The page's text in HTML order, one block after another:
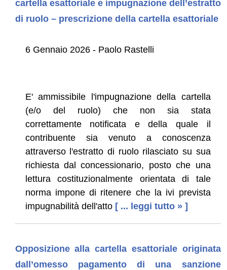
cartella esattoriale e impugnazione dell’estratto
di ruolo – prescrizione della cartella esattoriale
6 Gennaio 2026 - Paolo Rastelli
E' ammissibile l'impugnazione della cartella
(e/o del ruolo) che non sia stata
correttamente notificata e della quale il
contribuente sia venuto a conoscenza
attraverso l'estratto di ruolo rilasciato su sua
richiesta dal concessionario, posto che una
lettura costituzionalmente orientata di tale
norma impone di ritenere che la ivi prevista
impugnabilità dell'atto [ ... leggi tutto » ]
Opposizione alla cartella esattoriale originata
dall’omesso pagamento di una sanzione